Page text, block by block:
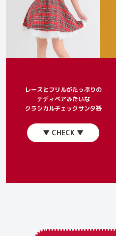
レースとフリルがたっぷりの
テディベアみたいな
クラシカルチェックサンタ🧸
▼ CHECK ▼